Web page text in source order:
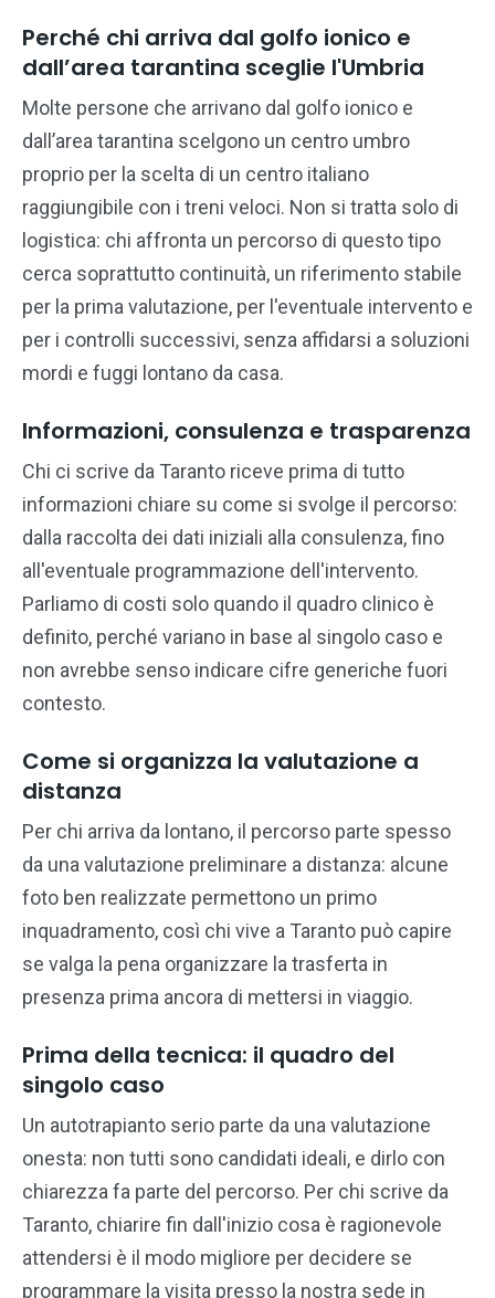
Perché chi arriva dal golfo ionico e
dall’area tarantina sceglie l'Umbria
Molte persone che arrivano dal golfo ionico e
dall’area tarantina scelgono un centro umbro
proprio per la scelta di un centro italiano
raggiungibile con i treni veloci. Non si tratta solo di
logistica: chi affronta un percorso di questo tipo
cerca soprattutto continuità, un riferimento stabile
per la prima valutazione, per l'eventuale intervento e
per i controlli successivi, senza affidarsi a soluzioni
mordi e fuggi lontano da casa.
Informazioni, consulenza e trasparenza
Chi ci scrive da Taranto riceve prima di tutto
informazioni chiare su come si svolge il percorso:
dalla raccolta dei dati iniziali alla consulenza, fino
all'eventuale programmazione dell'intervento.
Parliamo di costi solo quando il quadro clinico è
definito, perché variano in base al singolo caso e
non avrebbe senso indicare cifre generiche fuori
contesto.
Come si organizza la valutazione a
distanza
Per chi arriva da lontano, il percorso parte spesso
da una valutazione preliminare a distanza: alcune
foto ben realizzate permettono un primo
inquadramento, così chi vive a Taranto può capire
se valga la pena organizzare la trasferta in
presenza prima ancora di mettersi in viaggio.
Prima della tecnica: il quadro del
singolo caso
Un autotrapianto serio parte da una valutazione
onesta: non tutti sono candidati ideali, e dirlo con
chiarezza fa parte del percorso. Per chi scrive da
Taranto, chiarire fin dall'inizio cosa è ragionevole
attendersi è il modo migliore per decidere se
programmare la visita presso la nostra sede in